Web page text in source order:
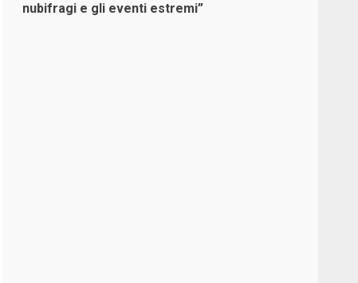
nubifragi e gli eventi estremi”